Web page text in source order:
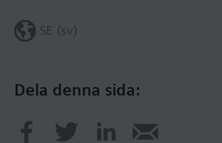
Dela denna sida:
SE (sv)